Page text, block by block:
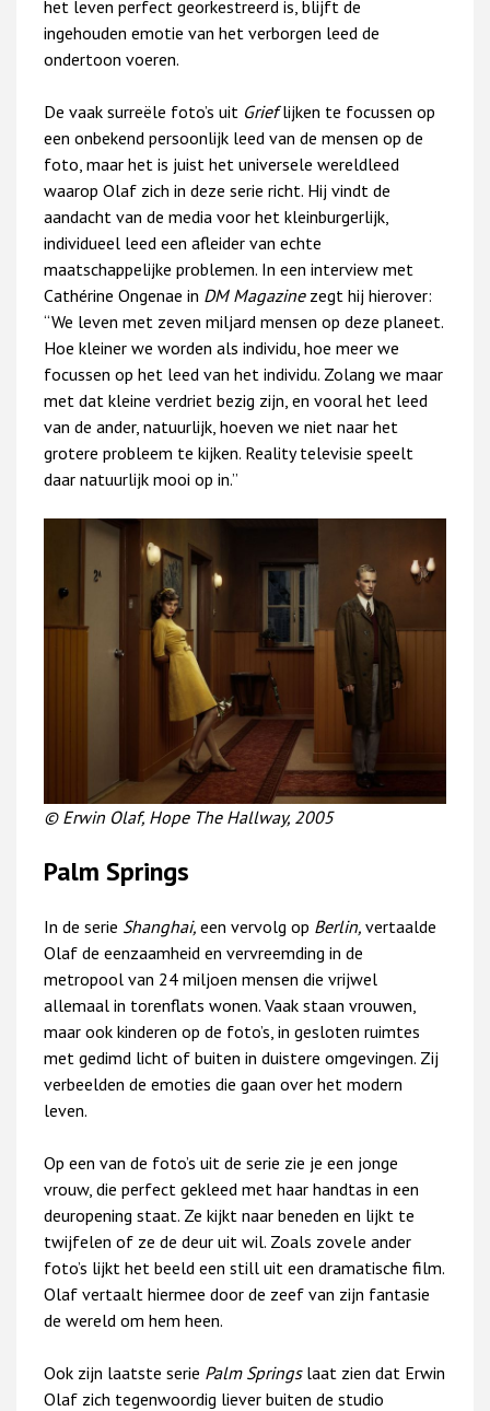
het leven perfect georkestreerd is, blijft de
ingehouden emotie van het verborgen leed de
ondertoon voeren.
De vaak surreële foto’s uit Grieflijken te focussen op
een onbekend persoonlijk leed van de mensen op de
foto, maar het is juist het universele wereldleed
waarop Olaf zich in deze serie richt. Hij vindt de
aandacht van de media voor het kleinburgerlijk,
individueel leed een afleider van echte
maatschappelijke problemen. In een interview met
Cathérine Ongenae in DM Magazinezegt hij hierover:
“We leven met zeven miljard mensen op deze planeet.
Hoe kleiner we worden als individu, hoe meer we
focussen op het leed van het individu. Zolang we maar
met dat kleine verdriet bezig zijn, en vooral het leed
van de ander, natuurlijk, hoeven we niet naar het
grotere probleem te kijken. Reality televisie speelt
daar natuurlijk mooi op in.”
© Erwin Olaf, Hope The Hallway, 2005
Palm Springs
In de serie Shanghai, een vervolg op Berlin, vertaalde
Olaf de eenzaamheid en vervreemding in de
metropool van 24 miljoen mensen die vrijwel
allemaal in torenflats wonen. Vaak staan vrouwen,
maar ook kinderen op de foto’s, in gesloten ruimtes
met gedimd licht of buiten in duistere omgevingen. Zij
verbeelden de emoties die gaan over het modern
leven.
Op een van de foto’s uit de serie zie je een jonge
vrouw, die perfect gekleed met haar handtas in een
deuropening staat. Ze kijkt naar beneden en lijkt te
twijfelen of ze de deur uit wil. Zoals zovele ander
foto’s lijkt het beeld een still uit een dramatische film.
Olaf vertaalt hiermee door de zeef van zijn fantasie
de wereld om hem heen.
Ook zijn laatste serie Palm Springslaat zien dat Erwin
Olaf zich tegenwoordig liever buiten de studio